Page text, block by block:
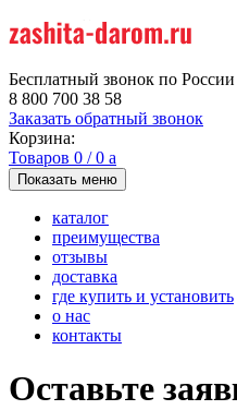
Бесплатный звонок по России
8 800 700 38 58
Заказать обратный звонок
Корзина:
Товаров 0 /0 a
Показать меню
каталог
преимущества
отзывы
доставка
где купить и установить
о нас
контакты
Оставьте